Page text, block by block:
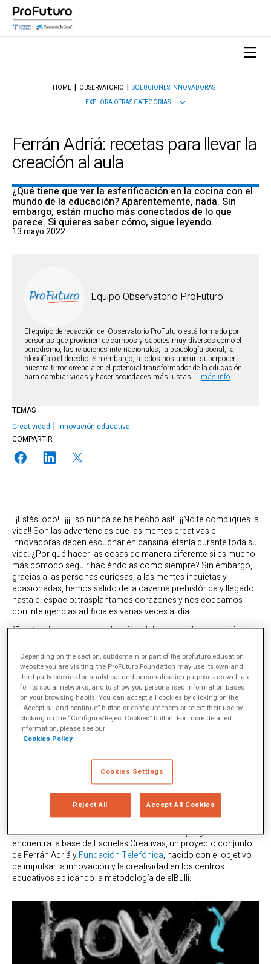
HOME OBSERVATORIO
SOLUCIONES INNOVADORAS
EXPLORA OTRAS CATEGORÍAS
Ferrán Adriá: recetas para llevar la
creación al aula
¿Qué tiene que ver la esferificación en la cocina con el
mundo de la educación? Aparentemente, nada. Sin
embargo, están mucho más conectados de lo que
parece. Si quieres saber cómo, sigue leyendo.
13 mayo 2022
Equipo Observatorio ProFuturo
El equipo de redacción del Observatorio ProFuturo está formado por
personas que provienen de campos y saberes muy diversos como el
periodismo, las relaciones internacionales, la psicología social, la
filosofía o el derecho. Sin embargo, a todos nos une un superpoder:
nuestra firme creencia en el potencial transformador de la educación
para cambiar vidas y hacer sociedades más justas.
más info
TEMAS
Creatividad
Innovación educativa
COMPARTIR
¡¡¡Estás loco!!! ¡¡¡Eso nunca se ha hecho así!!! ¡¡No te compliques la
vida!! Son las advertencias que las mentes creativas e
innovadoras deben escuchar en cansina letanía durante toda su
vida. ¿Por qué hacer las cosas de manera diferente si es mucho
más cómodo seguir haciéndolas como siempre? Sin embargo,
gracias a las personas curiosas, a las mentes inquietas y
apasionadas, hemos salido de la caverna prehistórica y llegado
hasta el espacio; trasplantamos corazones y nos codeamos
con inteligencias artificiales varias veces al día.
“Frente a los numerosos desafíos del porvenir, la educación
pueda progresar hacia los ideales de paz, libertad y justicia
social”. Si esto era cierto en 1996,cuando lo dijo Jaques Delors
es infinitamente más cierto hoy, cuando los acelerados cambios
tecnológicos, sociales y climáticos, entre otros, están
reconfigurando el orden mundial, tal y como lo habíamos
conocido hasta ahora. Porque puede que hace unos años, la
uniformidad y, en cierta manera, la mediocridad, fueran lo
deseable en un sistema educativo que surgió para respaldar a la
naciente Revolución Industrial. Sin embargo, hoy, la creatividad y
el espíritu innovador son más necesarios que nunca; y por eso
debemos fomentarlos desde la escuela.
En el prólogo de la publicaciónEscuelas creativas. Un viaje hacia
el cambio educativo
Ferrán Adriá se plantea una cuestión
fundamental: ¿podría la osadía creativa de El Bulli, con la que se
revolucionó el mundo de la gastronomía, servir de base para
comenzar una revolución educativa? En esta pregunta se
encuentra la base de Escuelas Creativas, un proyecto conjunto
de Ferrán Adriá yFundación Telefónica, nacido con el objetivo
de impulsar la innovación y la creatividad en los centros
educativos aplicando la metodología de elBulli.
Depending on the section, subdomain or part of the profuturo.education
website you are visiting, the ProFuturo Foundation may use its own and
third-party cookies for analytical and personalisation purposes as well as
for its social networks, and to show you personalised information based
on your browsing habits. You can accept all cookies by clicking on the
“Accept all and continue” button or configure them or reject their use by
clicking on the “Configure/Reject Cookies” button. For more detailed
information, please see our
Cookies Policy
Cookies Settings
Reject All Accept All Cookies